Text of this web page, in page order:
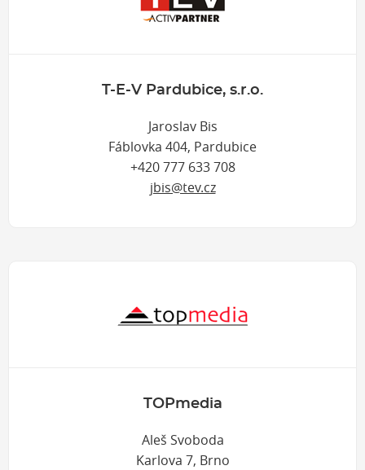
T-E-V Pardubice, s.r.o.
Jaroslav Bis
Fáblovka 404, Pardubice
+420 777 633 708
jbis@tev.cz
TOPmedia
Aleš Svoboda
Karlova 7, Brno